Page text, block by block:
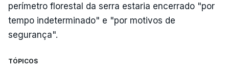
perímetro florestal da serra estaria encerrado "por
tempo indeterminado" e "por motivos de
segurança".
TÓPICOS